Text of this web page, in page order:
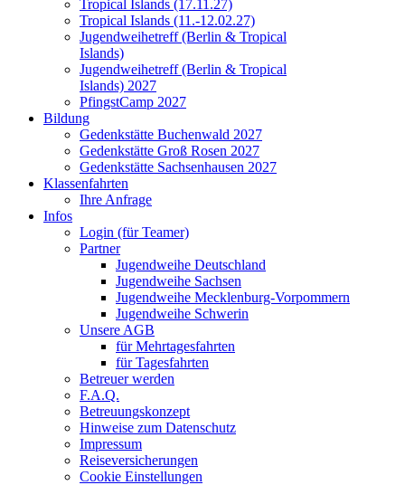
Tropical Islands (17.11.27)
Tropical Islands (11.-12.02.27)
Jugendweihetreff (Berlin & Tropical
Islands)
Jugendweihetreff (Berlin & Tropical
Islands) 2027
PfingstCamp 2027
Bildung
Gedenkstätte Buchenwald 2027
Gedenkstätte Groß Rosen 2027
Gedenkstätte Sachsenhausen 2027
Klassenfahrten
Ihre Anfrage
Infos
Login (für Teamer)
Partner
Jugendweihe Deutschland
Jugendweihe Sachsen
Jugendweihe Mecklenburg-Vorpommern
Jugendweihe Schwerin
Unsere AGB
für Mehrtagesfahrten
für Tagesfahrten
Betreuer werden
F.A.Q.
Betreuungskonzept
Hinweise zum Datenschutz
Impressum
Reiseversicherungen
Cookie Einstellungen